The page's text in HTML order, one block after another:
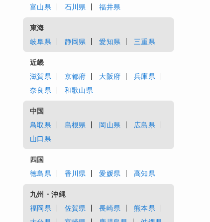
富山県 石川県 福井県
東海
岐阜県
静岡県 愛知県 三重県
近畿
滋賀県
京都府 大阪府
兵庫県
奈良県
和歌山県
中国
鳥取県
島根県 岡山県
広島県
山口県
四国
徳島県
香川県 愛媛県 高知県
九州・沖縄
福岡県
佐賀県 長崎県
熊本県